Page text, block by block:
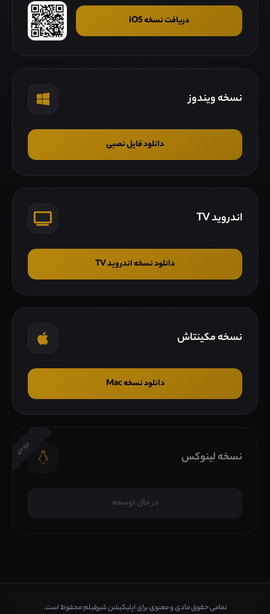
دریافت نسخه iOS
نسخه ویندوز
دانلود فایل نصبی
اندروید TV
دانلود نسخه اندروید TV
نسخه مکینتاش
دانلود نسخه Mac
بزودی
نسخه لینوکس
در حال توسعه
تمامی حقوق مادی و معنوی برای اپلیکیشن شیرفیلم محفوظ است.